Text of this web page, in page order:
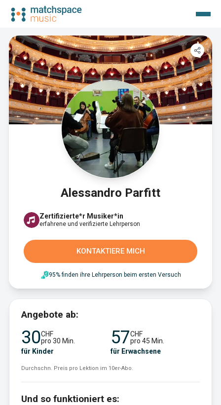
Alessandro Parfitt
Zertifizierte*r Musiker*in
erfahrene und verifizierte Lehrperson
KONTAKTIERE MICH
95% finden ihre Lehrperson beim ersten Versuch
Angebote ab:
30CHF
pro 30 Min.
für Kinder
57CHF
pro 45 Min.
für Erwachsene
Durchschn. Preis pro Lektion im 10er-Abo.
Und so funktioniert es: